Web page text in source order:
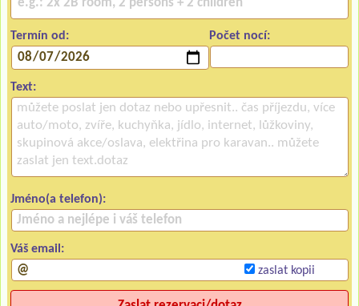
Termín od: Počet nocí:
Text:
Jméno(a telefon):
Váš email:
zaslat kopii